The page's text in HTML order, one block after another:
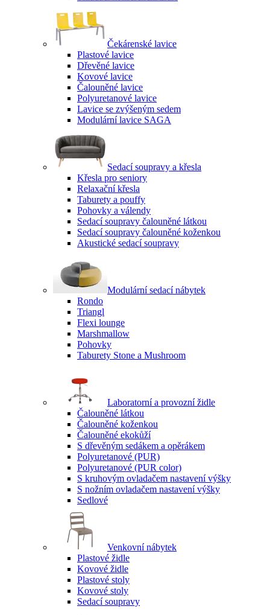
Čekárenské lavice
Plastové lavice
Dřevěné lavice
Kovové lavice
Čalouněné lavice
Polyuretanové lavice
Lavice se zvýšeným sedem
Modulární lavice SAGA
Sedací soupravy a křesla
Křesla pro seniory
Relaxační křesla
Taburety a pouffy
Pohovky a válendy
Sedací soupravy čalouněné látkou
Sedací soupravy čalouněné koženkou
Akustické sedací soupravy
Modulární sedací nábytek
Rondo
Triangl
Flexi lounge
Marshmallow
Pohovky
Taburety Stone a Mushroom
Laboratorní a provozní židle
Čalouněné látkou
Čalouněné koženkou
Čalouněné ekokůží
S dřevěným sedákem a opěrákem
Polyuretanové (PUR)
Polyuretanové (PUR color)
S kruhovým ovladačem nastavení výšky
S nožním ovladačem nastavení výšky
Sedlové
Venkovní nábytek
Plastové židle
Kovové židle
Plastové stoly
Kovové stoly
Sedací soupravy